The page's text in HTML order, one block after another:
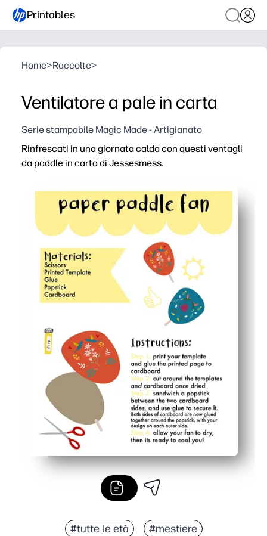
Printables
Home>Raccolte>
Ventilatore a pale in carta
Serie stampabile Magic Made - Artigianato
Rinfrescati in una giornata calda con questi ventagli
da paddle in carta di Jessesmess.
#tutte le età #mestiere